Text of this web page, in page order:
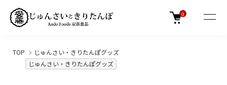
0
TOP
じゅんさい・きりたんぽグッズ
じゅんさい・きりたんぽグッズ